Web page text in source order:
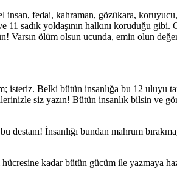
fedai, kahraman, gözükara,
yoldaşının halkını koruduğu gibi.
Varsın ölüm olsun ucunda, emin olun
isteriz. Belki bütün insanlığa bu 12
siz yazın! Bütün insanlık bilsin ve
destanı! İnsanlığı bundan mahrum
kadar bütün gücüm ile yazmaya